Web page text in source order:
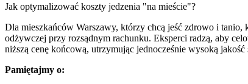
Jak optymalizować koszty jedzenia "na mieście"?
Dla mieszkańców Warszawy, którzy chcą jeść zdrowo i
odżywczej przy rozsądnym rachunku. Eksperci radzą, aby
niższą cenę końcową, utrzymując jednocześnie wysoką jakość
Pamiętajmy o: